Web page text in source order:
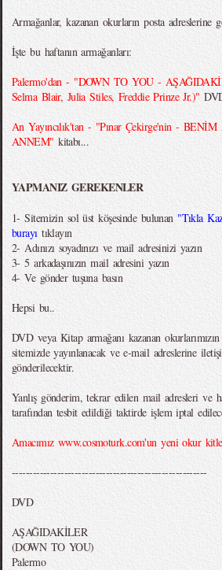
Armağanlar, kazanan okurların posta adreslerine
İşte bu haftanın armağanları:
Palermo'dan - "DOWN TO YOU -
Selma Blair, Julia Stiles, Freddie Prinze Jr.)"
An Yayıncılık'tan - "Pınar Çekirge'nin -
ANNEM" kitabı...
YAPMANIZ GEREKENLER
1- Sitemizin sol üst köşesinde bulunan "Tıkla
burayı tıklayın
2- Adınızı soyadınızı ve mail adresinizi yazın
3- 5 arkadaşınızın mail adresini yazın
4- Ve gönder tuşuna basın
Hepsi bu..
DVD veya Kitap armağanı kazanan
sitemizde yayınlanacak ve e-mail adreslerine
gönderilecektir.
Yanlış gönderim, tekrar edilen mail adresleri ve
tarafından tesbit edildiği taktirde işlem iptal
Amacımız www.cosmoturk.com'un yeni okur
--------------------------------------------------------
DVD
AŞAĞIDAKİLER
(DOWN TO YOU)
Palermo